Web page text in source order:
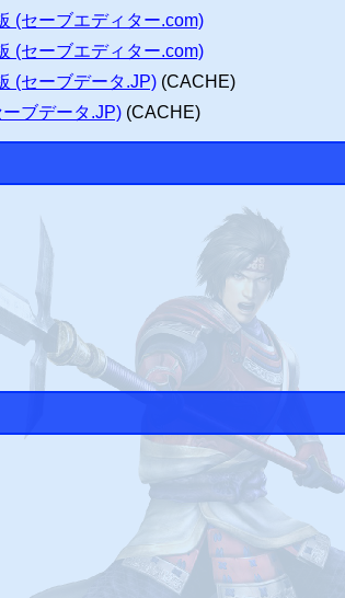
(セーブエディター.com)
(セーブエディター.com)
(セーブデータ.JP) (CACHE)
ーブデータ.JP) (CACHE)